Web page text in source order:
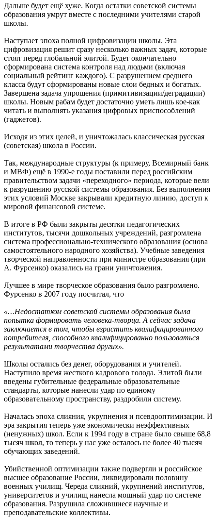
Дальше будет ещё хуже. Когда остатки советской системы
образования умрут вместе с последними учителями старой
школы.
Наступает эпоха полной цифровизации школы. Эта
цифровизация решит сразу несколько важных задач, которые
стоят перед глобальной элитой. Будет окончательно
сформирована система контроля над людьми (включая
социальный рейтинг каждого). С разрушением среднего
класса будут сформированы новые слои бедных и богатых.
Завершена задача упрощения (примитивизации/деградации)
школы. Новым рабам будет достаточно уметь лишь кое-как
читать и выполнять указания цифровых приспособлений
(гаджетов).
Исходя из этих целей, и уничтожалась классическая русская
(советская) школа в России.
Так, международные структуры (к примеру, Всемирный банк
и МВФ) ещё в 1990-е годы поставили перед российским
правительством задачи «переходного» периода, которые вели
к разрушению русской системы образования. Без выполнения
этих условий Москве закрывали кредитную линию, доступ к
мировой финансовой системе.
В итоге в РФ были закрыты десятки педагогических
институтов, тысячи дошкольных учреждений, разгромлена
система профессионально-технического образования (основа
самостоятельного народного хозяйства). Учебные заведения
творческой направленности при министре образования (при
А. Фурсенко) оказались на грани уничтожения.
Лучшее в мире творческое образования было разгромлено.
Фурсенко в 2007 году посчитал, что
«…Недостатком советской системы образования была
попытка формировать человека-творца. А сейчас задача
заключается в том, чтобы взрастить квалифицированного
потребителя, способного квалифицированно пользоваться
результатами творчества других».
Школы остались без денег, оборудования и учителей.
Наступило время жесткого кадрового голода. Элитой были
введены губительные федеральные образовательные
стандарты, которые нанесли удар по единому
образовательному пространству, раздробили систему.
Началась эпоха слияния, укрупнения и псевдооптимизации. И
эра закрытия теперь уже экономически неэффективных
(ненужных) школ. Если к 1994 году в стране было свыше 68,8
тысяч школ, то теперь у нас уже осталось не более 40 тысяч
обучающих заведений.
Убийственной оптимизации также подвергли и российское
высшее образование России, ликвидировали половину
военных училищ. Череда слияний, укрупнений институтов,
университетов и училищ нанесла мощный удар по системе
образования. Разрушила сложившиеся научные и
преподавательские коллективы.